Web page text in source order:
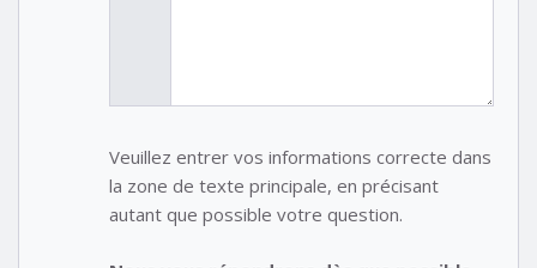
Veuillez entrer vos informations correcte dans
la zone de texte principale, en précisant
autant que possible votre question.